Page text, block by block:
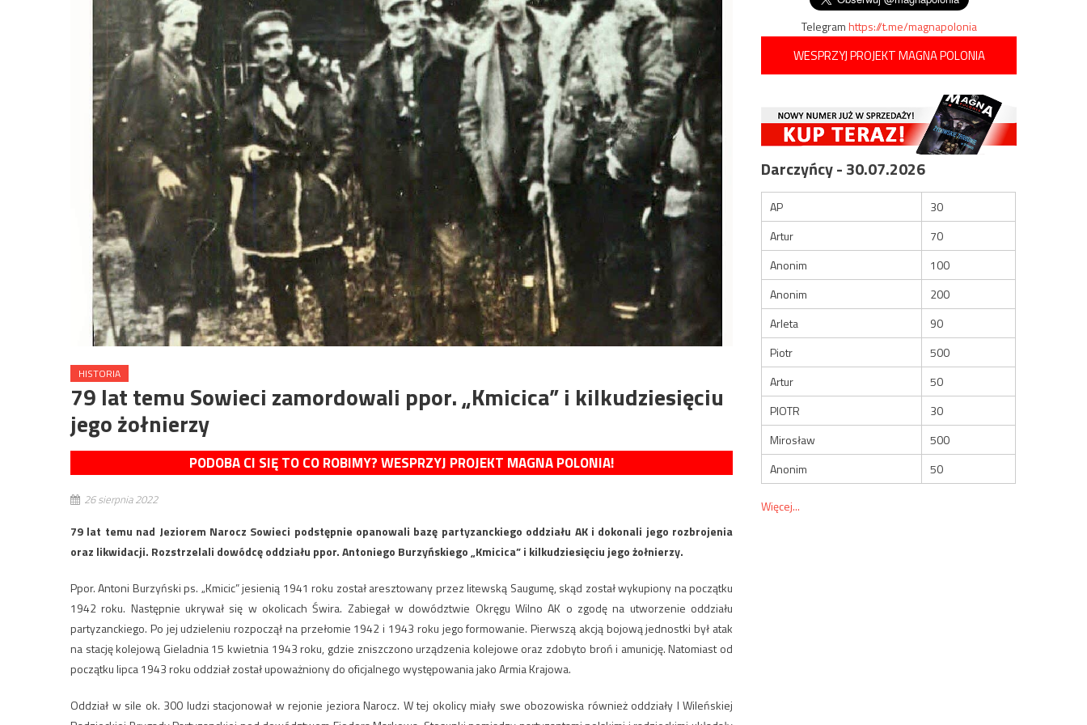
HISTORIA
79 lat temu Sowieci zamordowali ppor. „Kmicica” i kilkudziesięciu
jego żołnierzy
PODOBA CI SIĘ TO CO ROBIMY? WESPRZYJ PROJEKT MAGNA POLONIA!
26 sierpnia 2022
79 lat temu nad Jeziorem Narocz Sowieci podstępnie opanowali bazę partyzanckiego oddziału AK i dokonali jego rozbrojenia
oraz likwidacji. Rozstrzelali dowódcę oddziału ppor. Antoniego Burzyńskiego „Kmicica” i kilkudziesięciu jego żołnierzy.
Ppor. Antoni Burzyński ps. „Kmicic” jesienią 1941 roku został aresztowany przez litewską Saugumę, skąd został wykupiony na początku
1942 roku. Następnie ukrywał się w okolicach Świra. Zabiegał w dowództwie Okręgu Wilno AK o zgodę na utworzenie oddziału
partyzanckiego. Po jej udzieleniu rozpoczął na przełomie 1942 i 1943 roku jego formowanie. Pierwszą akcją bojową jednostki był atak
na stację kolejową Gieladnia 15 kwietnia 1943 roku, gdzie zniszczono urządzenia kolejowe oraz zdobyto broń i amunicję. Natomiast od
początku lipca 1943 roku oddział został upoważniony do oficjalnego występowania jako Armia Krajowa.
Oddział w sile ok. 300 ludzi stacjonował w rejonie jeziora Narocz. W tej okolicy miały swe obozowiska również oddziały I Wileńskiej
Telegramhttps://t.me/magnapolonia
WESPRZYJ PROJEKT MAGNA POLONIA
Darczyńcy - 30.07.2026
AP
30
Artur
70
Anonim
100
Anonim
200
Arleta
90
Piotr
500
Artur
50
PIOTR
30
Mirosław
500
Anonim
50
Więcej...